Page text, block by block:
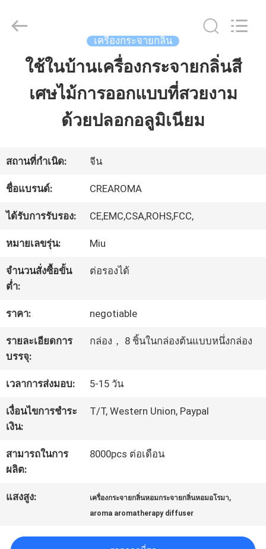
บ้าน
ผลิตภัณฑ์
วิดีโอ
เกี่ยว
ทัวร์
คุณภาพ
เรา
Meter
เครื่องกระจายกลิ่น
ใช้ในบ้านเครื่องกระจายกลิ่นสี
เศษไม้การออกแบบที่สวยงาม
ด้วยปลอกอลูมิเนียม
สถานที่กำเนิด: จีน
ชื่อแบรนด์: CREAROMA
ได้รับการรับรอง: CE,EMC,CSA,ROHS,FCC,
หมายเลขรุ่น: Miu
จำนวนสั่งซื้อขั้น
ต่ำ:
ต่อรองได้
ราคา: negotiable
รายละเอียดการ
บรรจุ:
กล่อง， 8 ชิ้นในกล่องต้นแบบหนึ่งกล่อง
เวลาการส่งมอบ: 5-15 วัน
เงื่อนไขการชำระ
เงิน:
T/T, Western Union, Paypal
สามารถในการ
ผลิต:
8000pcs ต่อเดือน
แสงสูง: เครื่องกระจายกลิ่นหอมกระจายกลิ่นหอมอโรมา,
aroma aromatherapy diffuser